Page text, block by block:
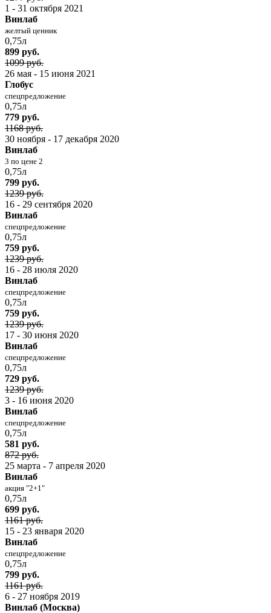
1 - 31 октября 2021
Винлаб
желтый ценник
0,75л
899 руб.
1099 руб.
26 мая - 15 июня 2021
Глобус
спецпредложение
0,75л
779 руб.
1168 руб.
30 ноября - 17 декабря 2020
Винлаб
3 по цене 2
0,75л
799 руб.
1239 руб.
16 - 29 сентября 2020
Винлаб
спецпредложение
0,75л
759 руб.
1239 руб.
16 - 28 июля 2020
Винлаб
спецпредложение
0,75л
759 руб.
1239 руб.
17 - 30 июня 2020
Винлаб
спецпредложение
0,75л
729 руб.
1239 руб.
3 - 16 июня 2020
Винлаб
спецпредложение
0,75л
581 руб.
872 руб.
25 марта - 7 апреля 2020
Винлаб
акция "2+1"
0,75л
699 руб.
1161 руб.
15 - 23 января 2020
Винлаб
спецпредложение
0,75л
799 руб.
1161 руб.
6 - 27 ноября 2019
Винлаб (Москва)